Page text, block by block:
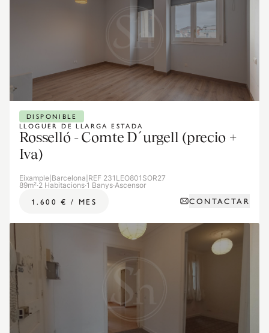
LLOGUER DE LLARGA ESTADA
DISPONIBLE
Rosselló - Comte D´urgell (precio +
Iva)
Eixample Barcelona REF 231LEO801SOR27
89m²·2 Habitacions·1 Banys·Ascensor
1.600 € / MES CONTACTAR